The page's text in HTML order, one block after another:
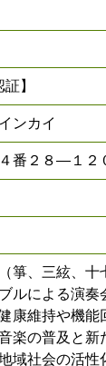
】
ンカイ
番２８―１
箏、三絃、
ルによる演
康維持や機
楽の普及と
域社会の活性